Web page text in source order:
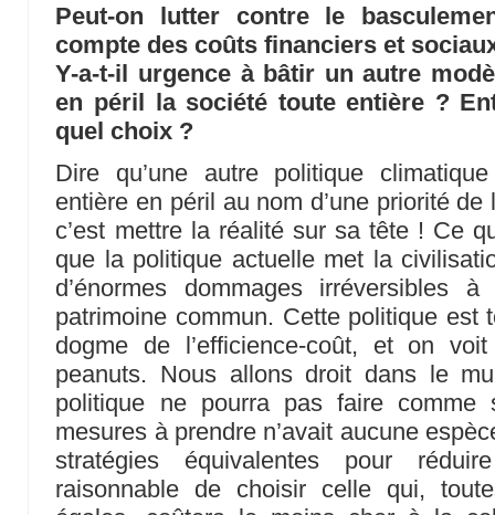
Peut-on lutter contre le
compte des coûts financiers et
Y-a-t-il urgence à bâtir un autre
en péril la société toute entière ?
quel choix ?
Dire qu’une autre politique
entière en péril au nom d’une priorité
c’est mettre la réalité sur sa tête ! Ce
que la politique actuelle met la
d’énormes dommages irréversibles
patrimoine commun. Cette politique est
dogme de l’efficience-coût, et on
peanuts. Nous allons droit dans le
politique ne pourra pas faire
mesures à prendre n’avait aucune
stratégies équivalentes pour
raisonnable de choisir celle qui,